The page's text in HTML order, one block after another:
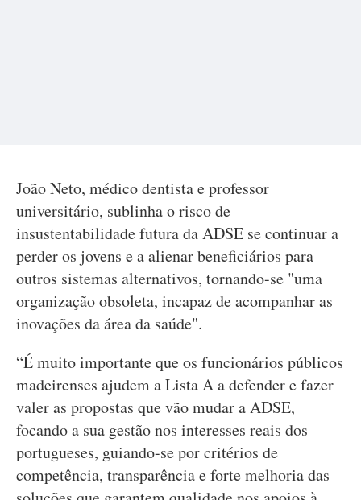
João Neto, médico dentista e professor
universitário, sublinha o risco de
insustentabilidade futura da ADSE se continuar a
perder os jovens e a alienar beneficiários para
outros sistemas alternativos, tornando-se "uma
organização obsoleta, incapaz de acompanhar as
inovações da área da saúde".
“É muito importante que os funcionários públicos
madeirenses ajudem a Lista A a defender e fazer
valer as propostas que vão mudar a ADSE,
focando a sua gestão nos interesses reais dos
portugueses, guiando-se por critérios de
competência, transparência e forte melhoria das